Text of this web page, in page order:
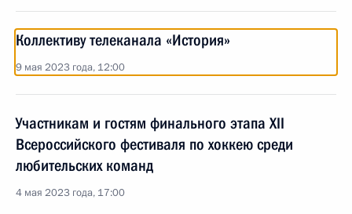
Коллективу телеканала «История»
9 мая 2023 года, 12:00
Участникам и гостям финального этапа XII
Всероссийского фестиваля по хоккею среди
любительских команд
4 мая 2023 года, 17:00